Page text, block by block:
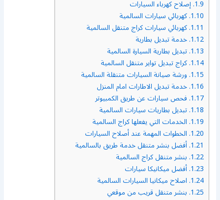
1.9. إصلاح كهرباء السيارات
1.10. كهربائي سيارات السالمية
1.11. كهربائي سيارات كراج متنقل السالمية
1.12. خدمة تبديل بطارية
1.13. تبديل بطارية السيارة السالمية
1.14. كراج تبديل تواير متنقل السالمية
1.15. ورشة صيانة السيارات متنقلة السالمية
1.16. خدمة تبديل الاطارات امام المنزل
1.17. فحص سيارات عن طريق الكمبيوتر
1.18. تبديل بطاريات سيارات السالمية
1.19. الخدمات التي يفعلها كراج السالمية
1.20. الخطوات المهمة عند أصلاح السيارات
1.21. أفضل بنشر متنقل خدمة طريق بالسالمية
1.22. بنشر متنقل كراج السالمية
1.23. أفضل ميكانيكا سيارات
1.24. اصلاح ميكانيا السيارات السالمية
1.25. بنشر متنقل قريب من موقعي